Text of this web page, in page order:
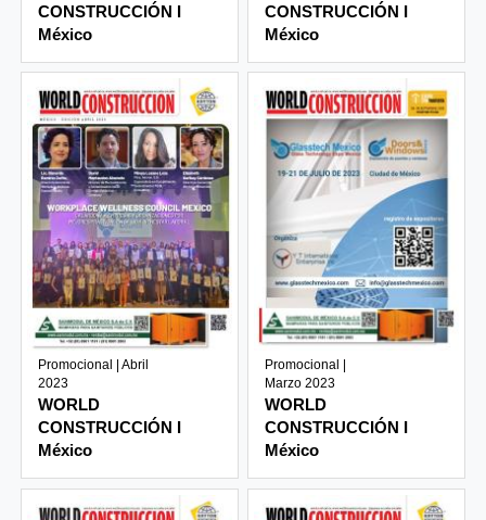
CONSTRUCCIÓN I
México
CONSTRUCCIÓN I
México
Promocional | Abril
2023
WORLD
CONSTRUCCIÓN I
México
Promocional |
Marzo 2023
WORLD
CONSTRUCCIÓN I
México